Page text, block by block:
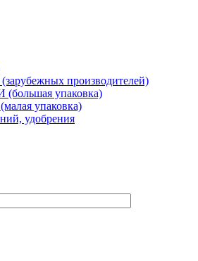
производителей)
упаковка)
упаковка)
удобрения